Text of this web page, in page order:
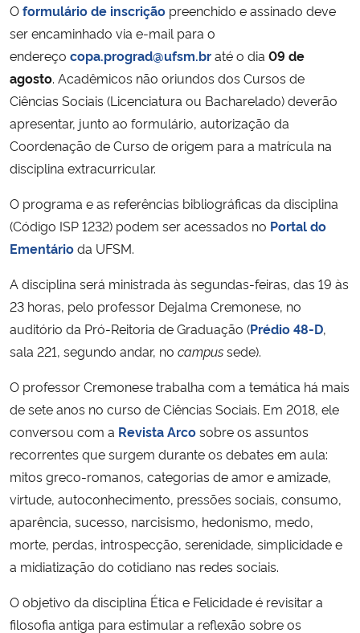
Gabinete de Segurança Institucional
Advocacia-Geral da União
Banco Central do Brasil
Planalto
Oformulário de inscrição preenchido e assinado deve
ser encaminhado via e-mail para o
endereço copa.prograd@ufsm.braté o dia 09 de
agosto. Acadêmicos não oriundos dos Cursos de
Ciências Sociais (Licenciatura ou Bacharelado) deverão
apresentar, junto ao formulário, autorização da
Coordenação de Curso de origem para a matrícula na
disciplina extracurricular.
O programa e as referências bibliográficas da disciplina
(Código ISP 1232) podem ser acessados no Portal do
Ementárioda UFSM.
A disciplina será ministrada às segundas-feiras, das 19 às
23 horas, pelo professor Dejalma Cremonese, no
auditório da Pró-Reitoria de Graduação (Prédio 48-D,
sala 221, segundo andar, no campussede).
O professor Cremonese trabalha com a temática há mais
de sete anos no curso de Ciências Sociais. Em 2018, ele
conversou com a Revista Arcosobre os assuntos
recorrentes que surgem durante os debates em aula:
mitos greco-romanos, categorias de amor e amizade,
virtude, autoconhecimento, pressões sociais, consumo,
aparência, sucesso, narcisismo, hedonismo, medo,
morte, perdas, introspecção, serenidade, simplicidade e
a midiatização do cotidiano nas redes sociais.
O objetivo da disciplina Ética e Felicidade é revisitar a
filosofia antiga para estimular a reflexão sobre os